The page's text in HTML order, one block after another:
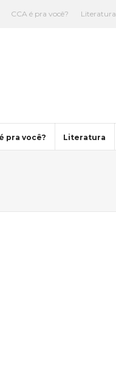
CCA é pra você? Literatura
pra você? Literatura